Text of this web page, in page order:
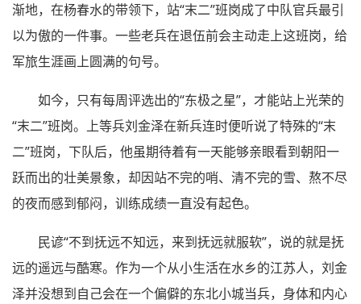
渐地，在杨春水的带领下，站“末二”班岗成了中队官兵最引
以为傲的一件事。一些老兵在退伍前会主动走上这班岗，给
军旅生涯画上圆满的句号。
如今，只有每周评选出的“东极之星”，才能站上光荣的
“末二”班岗。上等兵刘金泽在新兵连时便听说了特殊的“末
二”班岗，下队后，他虽期待着有一天能够亲眼看到朝阳一
跃而出的壮美景象，却因站不完的哨、清不完的雪、熬不尽
的夜而感到郁闷，训练成绩一直没有起色。
民谚“不到抚远不知远，来到抚远就服软”，说的就是抚
远的遥远与酷寒。作为一个从小生活在水乡的江苏人，刘金
泽并没想到自己会在一个偏僻的东北小城当兵，身体和内心